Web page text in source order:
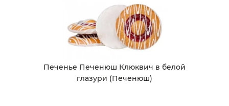
Печенье Печенюш Клюквич в белой
глазури (Печенюш)